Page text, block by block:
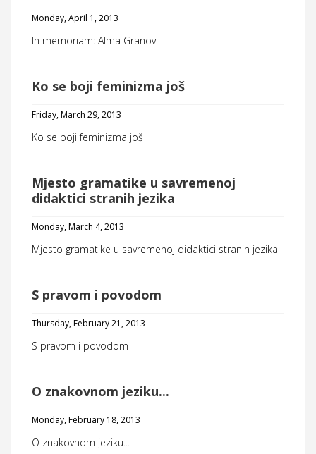
Monday, April 1, 2013
In memoriam: Alma Granov
Ko se boji feminizma još
Friday, March 29, 2013
Ko se boji feminizma još
Mjesto gramatike u savremenoj
didaktici stranih jezika
Monday, March 4, 2013
Mjesto gramatike u savremenoj didaktici stranih jezika
S pravom i povodom
Thursday, February 21, 2013
S pravom i povodom
O znakovnom jeziku...
Monday, February 18, 2013
O znakovnom jeziku...